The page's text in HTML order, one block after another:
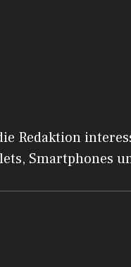
Redaktion
Smartphones